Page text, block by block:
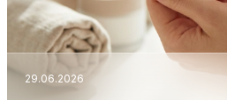
29.06.2026